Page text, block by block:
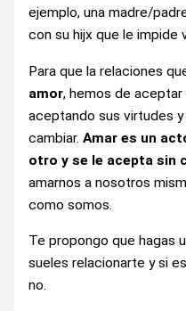
ejemplo, una madre/
con su hijx que le impide
Para que la relaciones
amor, hemos de
aceptando sus virtudes
cambiar. Amar es un
otro y se le acepta sin
amarnos a nosotros
como somos.
Te propongo que hagas
sueles relacionarte y si
no.